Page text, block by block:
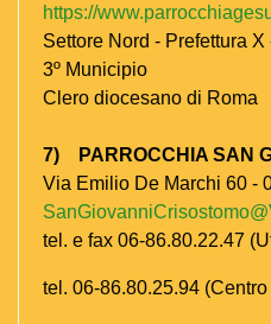
https://
Settore Nord - Prefettura
3º Municipio
Clero diocesano di Roma
7) PARROCCHIA SAN
Via Emilio De Marchi 60 -
tel. e fax 06-86.80.22.47
tel. 06-86.80.25.94